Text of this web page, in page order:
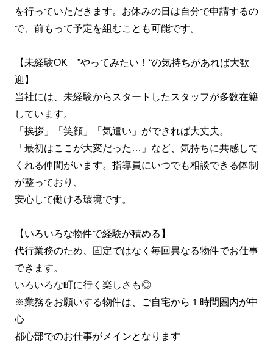
を行っていただきます。お休みの日は自分で申請するの
で、前もって予定を組むことも可能です。
【未経験OK ”やってみたい！“の気持ちがあれば大歓
迎】
当社には、未経験からスタートしたスタッフが多数在籍
しています。
「挨拶」「笑顔」「気遣い」ができれば大丈夫。
「最初はここが大変だった…」など、気持ちに共感して
くれる仲間がいます。指導員にいつでも相談できる体制
が整っており、
安心して働ける環境です。
【いろいろな物件で経験が積める】
代行業務のため、固定ではなく毎回異なる物件でお仕事
できます。
いろいろな町に行く楽しさも◎
※業務をお願いする物件は、ご自宅から１時間圏内が中
心
都心部でのお仕事がメインとなります